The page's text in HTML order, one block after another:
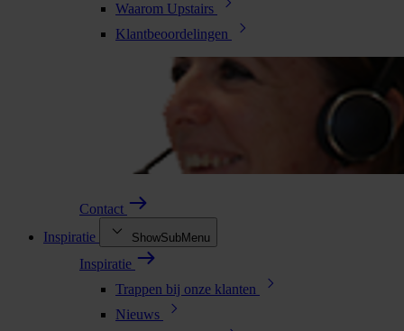
Waarom Upstairs
Klantbeoordelingen
Contact
Inspiratie
ShowSubMenu
Inspiratie
Trappen bij onze klanten
Nieuws